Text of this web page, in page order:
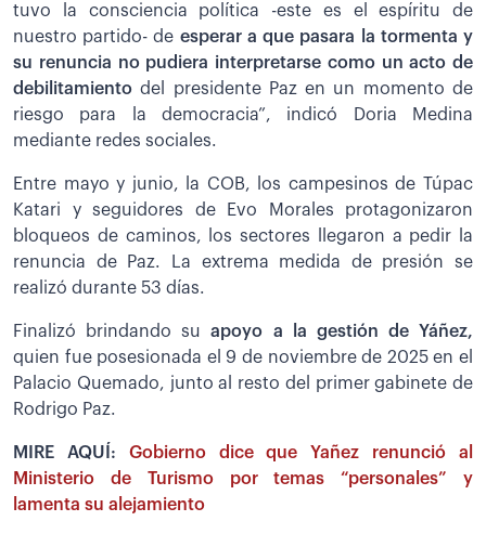
tuvo la consciencia política -este es el espíritu de
nuestro partido- de esperar a que pasara la tormenta y
su renuncia no pudiera interpretarse como un acto de
debilitamiento del presidente Paz en un momento de
riesgo para la democracia”, indicó Doria Medina
mediante redes sociales.
Entre mayo y junio, la COB, los campesinos de Túpac
Katari y seguidores de Evo Morales protagonizaron
bloqueos de caminos, los sectores llegaron a pedir la
renuncia de Paz. La extrema medida de presión se
realizó durante 53 días.
Finalizó brindando su apoyo a la gestión de Yáñez,
quien fue posesionada el 9 de noviembre de 2025 en el
Palacio Quemado, junto al resto del primer gabinete de
Rodrigo Paz.
MIRE AQUÍ: Gobierno dice que Yañez renunció al
Ministerio de Turismo por temas “personales” y
lamenta su alejamiento